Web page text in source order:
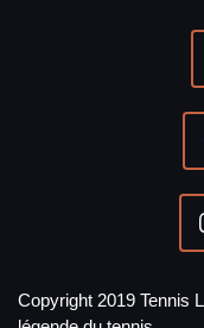
Copyright 2019 Tennis